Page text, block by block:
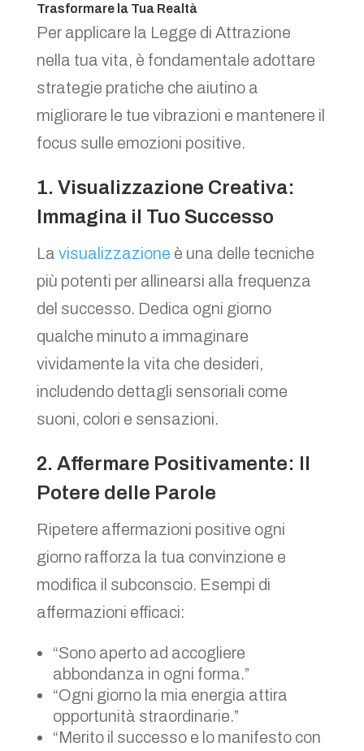
Trasformare la Tua Realtà
Per applicare la Legge di Attrazione
nella tua vita, è fondamentale adottare
strategie pratiche che aiutino a
migliorare le tue vibrazioni e mantenere il
focus sulle emozioni positive.
1. Visualizzazione Creativa:
Immagina il Tuo Successo
La visualizzazione è una delle tecniche
più potenti per allinearsi alla frequenza
del successo. Dedica ogni giorno
qualche minuto a immaginare
vividamente la vita che desideri,
includendo dettagli sensoriali come
suoni, colori e sensazioni.
2. Affermare Positivamente: Il
Potere delle Parole
Ripetere affermazioni positive ogni
giorno rafforza la tua convinzione e
modifica il subconscio. Esempi di
affermazioni efficaci:
“Sono aperto ad accogliere
abbondanza in ogni forma.”
“Ogni giorno la mia energia attira
opportunità straordinarie.”
“Merito il successo e lo manifesto con